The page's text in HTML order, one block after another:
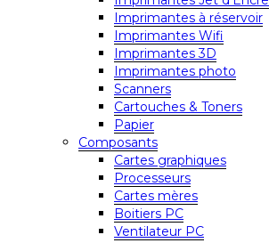
Imprimantes à réservoir
Imprimantes Wifi
Imprimantes 3D
Imprimantes photo
Scanners
Cartouches & Toners
Papier
Composants
Cartes graphiques
Processeurs
Cartes mères
Boitiers PC
Ventilateur PC